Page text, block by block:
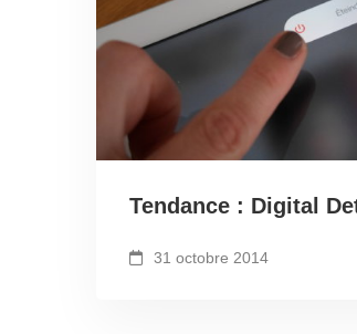
Tendance : Digital
31 octobre 2014